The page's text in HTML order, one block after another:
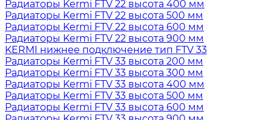
Радиаторы Kermi FTV 22 высота 400 мм
Радиаторы Kermi FTV 22 высота 500 мм
Радиаторы Kermi FTV 22 высота 600 мм
Радиаторы Kermi FTV 22 высота 900 мм
KERMI нижнее подключение тип FTV 33
Радиаторы Kermi FTV 33 высота 200 мм
Радиаторы Kermi FTV 33 высота 300 мм
Радиаторы Kermi FTV 33 высота 400 мм
Радиаторы Kermi FTV 33 высота 500 мм
Радиаторы Kermi FTV 33 высота 600 мм